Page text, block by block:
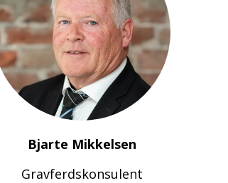
Bjarte Mikkelsen
Gravferdskonsulent